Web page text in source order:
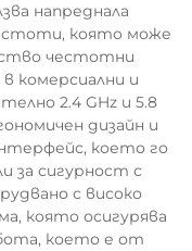
напреднала
която може
честотни
комерсиални и
2.4 GHz и 5.8
дизайн и
което го
за сигурност с
с високо
която осигурява
което е от